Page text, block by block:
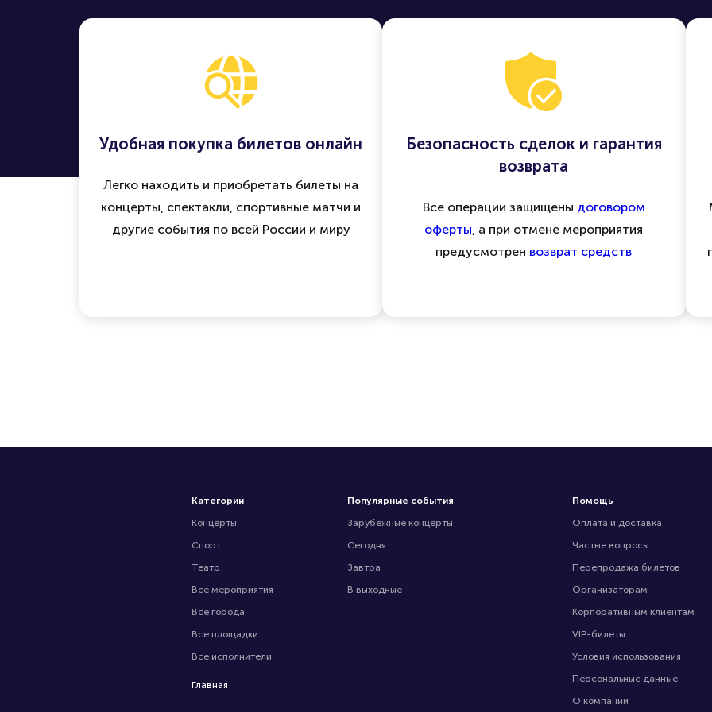
Удобная покупка билетов онлайн
Легко находить и приобретать билеты на
концерты, спектакли, спортивные матчи и
другие события по всей России и миру
Безопасность сделок и гарантия
возврата
Все операции защищены договором
оферты , а при отмене мероприятия
предусмотрен возврат средств
Категории
Концерты
Спорт
Театр
Все мероприятия
Все города
Все площадки
Все исполнители
Главная
Популярные события
Зарубежные концерты
Сегодня
Завтра
В выходные
Помощь
Оплата и доставка
Частые вопросы
Перепродажа билетов
Организаторам
Корпоративным клиентам
VIP-билеты
Условия использования
Персональные данные
О компании